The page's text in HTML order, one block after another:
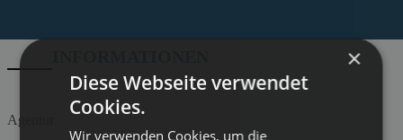
Agentur
×
Diese Webseite verwendet
Cookies.
Wir verwenden Cookies, um die